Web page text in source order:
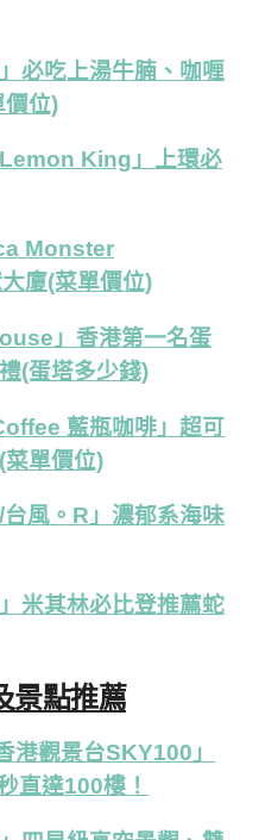
必吃上湯牛腩、咖喱
價位)
King」上環必
Monster
廈(菜單價位)
」香港第一名蛋
(蛋塔多少錢)
藍瓶咖啡」超可
單價位)
風。R」濃郁系海味
米其林必比登推薦蛇
景點推薦
港觀景台SKY100」
直達100樓！